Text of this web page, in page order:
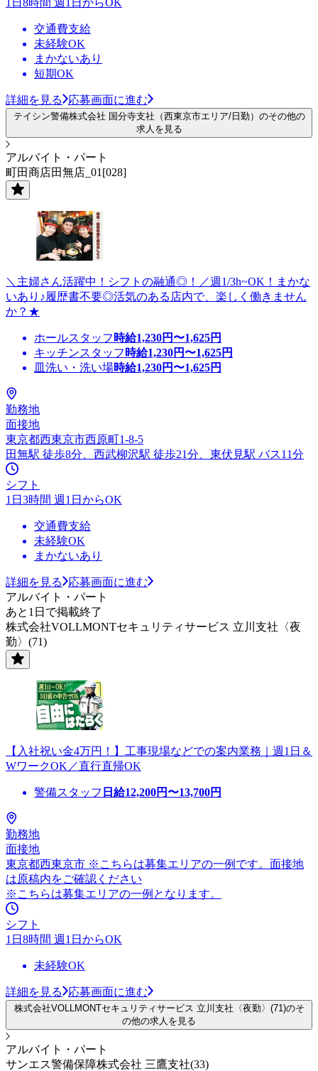
交通費支給
未経験OK
まかないあり
短期OK
詳細を見る 応募画面に進む
テイシン警備株式会社 国分寺支社（西東京市エリア/日勤）のその他の
求人を見る
アルバイト・パート
町田商店田無店_01[028]
＼主婦さん活躍中！シフトの融通◎！／週1/3h~OK！まかな
いあり♪履歴書不要◎活気のある店内で、楽しく働きません
か？★
ホールスタッフ 時給1,230円〜1,625円
キッチンスタッフ 時給1,230円〜1,625円
皿洗い・洗い場時給1,230円〜1,625円
勤務地
面接地
東京都西東京市西原町1-8-5
田無駅 徒歩8分、西武柳沢駅 徒歩21分、東伏見駅 バス11分
シフト
1日3時間 週1日からOK
交通費支給
未経験OK
まかないあり
詳細を見る
応募画面に進む
アルバイト・パート
あと1日で掲載終了
株式会社VOLLMONTセキュリティサービス 立川支社〈夜
勤〉(71)
【入社祝い金4万円！】工事現場などでの案内業務｜週1日＆
WワークOK／直行直帰OK
警備スタッフ 日給12,200円〜13,700円
勤務地
面接地
東京都西東京市 ※こちらは募集エリアの一例です。面接地
は原稿内をご確認ください
※こちらは募集エリアの一例となります。
シフト
1日8時間 週1日からOK
未経験OK
詳細を見る 応募画面に進む
株式会社VOLLMONTセキュリティサービス 立川支社〈夜勤〉(71)のそ
の他の求人を見る
アルバイト・パート
サンエス警備保障株式会社 三鷹支社(33)